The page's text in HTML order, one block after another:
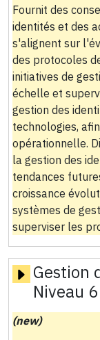
Fournit des
identités et des
s'alignent sur
des protocoles
initiatives de
échelle et
gestion des
technologies,
opérationnelle.
la gestion des
tendances
croissance
systèmes de
superviser les
Gestion
Niveau 6
(new)